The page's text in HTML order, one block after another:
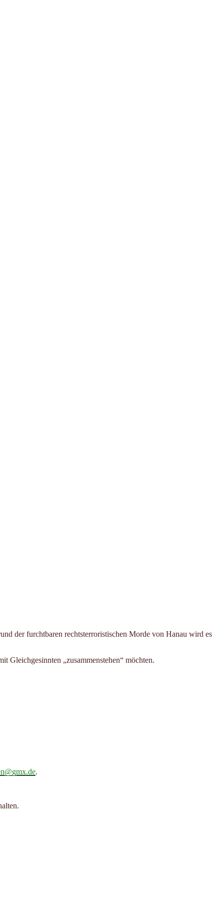
der furchtbaren rechtsterroristischen Morde von Hanau wird es
Gleichgesinnten „zusammenstehen“ möchten.
.